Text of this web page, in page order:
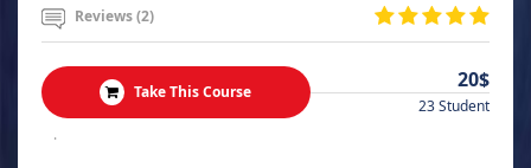
Reviews (2)
Take This Course 20$
23 Student
.